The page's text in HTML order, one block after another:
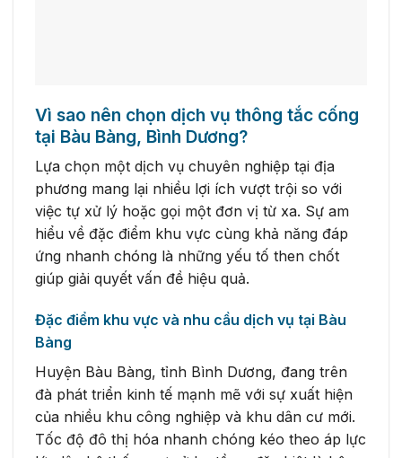
Vì sao nên chọn dịch vụ thông tắc cống
tại Bàu Bàng, Bình Dương?
Lựa chọn một dịch vụ chuyên nghiệp tại địa
phương mang lại nhiều lợi ích vượt trội so với
việc tự xử lý hoặc gọi một đơn vị từ xa. Sự am
hiểu về đặc điểm khu vực cùng khả năng đáp
ứng nhanh chóng là những yếu tố then chốt
giúp giải quyết vấn đề hiệu quả.
Đặc điểm khu vực và nhu cầu dịch vụ tại Bàu
Bàng
Huyện Bàu Bàng, tỉnh Bình Dương, đang trên
đà phát triển kinh tế mạnh mẽ với sự xuất hiện
của nhiều khu công nghiệp và khu dân cư mới.
Tốc độ đô thị hóa nhanh chóng kéo theo áp lực